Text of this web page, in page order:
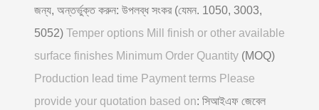
জন্য, অন্তর্ভুক্ত করুন: উপলব্ধ সংকর (যেমন. 1050, 3003,
5052) Temper options Mill finish or other available
surface finishes Minimum Order Quantity (MOQ)
Production lead time Payment terms Please
provide your quotation based on: সিআইএফ জেবেল